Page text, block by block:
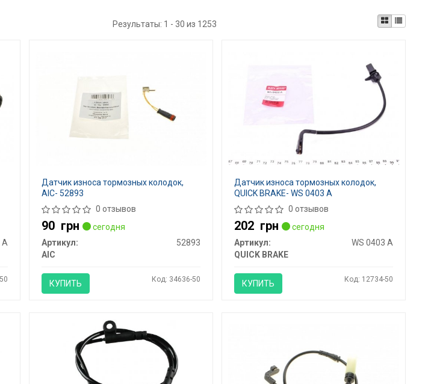
Результаты: 1 - 30 из 1253
A
Датчик износа тормозных колодок,
AIC- 52893
0 отзывов
90 грн
сегодня
Артикул:
52893
AIC
КУПИТЬ Код: 34636-50
Датчик износа тормозных колодок,
QUICK BRAKE- WS 0403 A
0 отзывов
202 грн
сегодня
Артикул:
WS 0403 A
QUICK BRAKE
КУПИТЬ Код: 12734-50